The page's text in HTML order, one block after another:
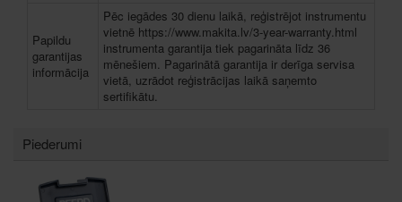
Papildu
garantijas
informācija
Pēc iegādes 30 dienu laikā, reģistrējot instrumentu
vietnē https://www.makita.lv/3-year-warranty.html
instrumenta garantija tiek pagarināta līdz 36
mēnešiem. Pagarinātā garantija ir derīga servisa
vietā, uzrādot reģistrācijas laikā saņemto
sertifikātu.
Piederumi